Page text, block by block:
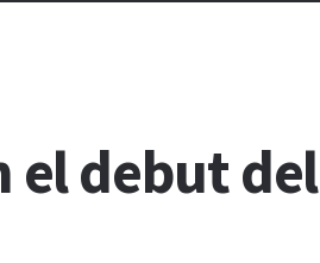
el debut del